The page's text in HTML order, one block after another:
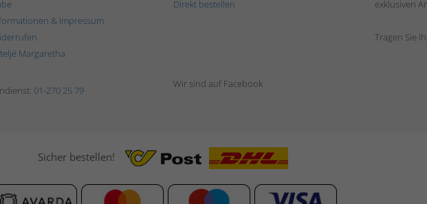
& Impressum
Margaretha
Direkt bestellen
exklusiven
Tragen Sie
01-270 25 79
Wir sind auf Facebook
Sicher bestellen!